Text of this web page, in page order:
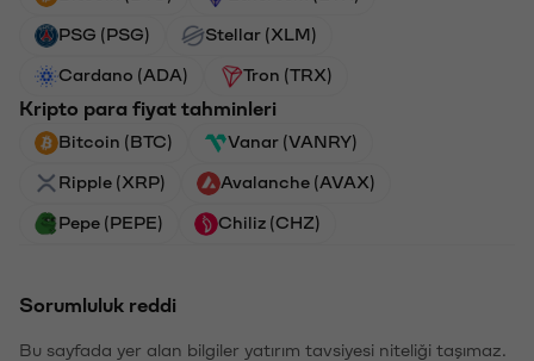
PSG (PSG) Stellar (XLM)
Cardano (ADA) Tron (TRX)
Kripto para fiyat tahminleri
Bitcoin (BTC) Vanar (VANRY)
Ripple (XRP) Avalanche (AVAX)
Pepe (PEPE) Chiliz (CHZ)
Sorumluluk reddi
Bu sayfada yer alan bilgiler yatırım tavsiyesi niteliği taşımaz.